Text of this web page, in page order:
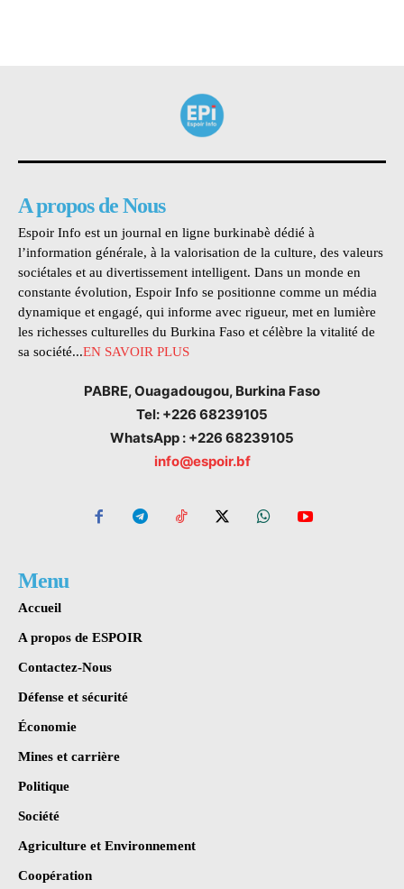
A propos de Nous
Espoir Info est un journal en ligne burkinabè dédié à
l’information générale, à la valorisation de la culture, des valeurs
sociétales et au divertissement intelligent. Dans un monde en
constante évolution, Espoir Info se positionne comme un média
dynamique et engagé, qui informe avec rigueur, met en lumière
les richesses culturelles du Burkina Faso et célèbre la vitalité de
sa société...EN SAVOIR PLUS
PABRE, Ouagadougou, Burkina Faso
Tel: +226 68239105
WhatsApp : +226 68239105
info@espoir.bf
Menu
Accueil
A propos de ESPOIR
Contactez-Nous
Défense et sécurité
Économie
Mines et carrière
Politique
Société
Agriculture et Environnement
Coopération